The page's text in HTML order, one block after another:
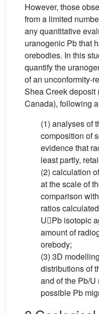
However, those
from a limited
any quantitative
uranogenic Pb that
orebodies. In this
quantify the
of an unconformity-
Shea Creek deposit
Canada), following
(1) analyses of
composition of
evidence that
least partly,
(2) calculation
at the scale of
comparison
ratios
UPb isotopic
amount of
orebody;
(3) 3D
distributions of
and of the Pb/U
possible Pb